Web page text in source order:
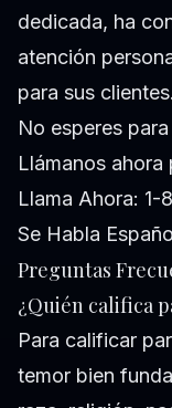
dedicada, ha
atención
para sus clientes.
No esperes
Llámanos ahora
Llama Ahora:
Se Habla
Preguntas
¿Quién califica
Para calificar
temor bien